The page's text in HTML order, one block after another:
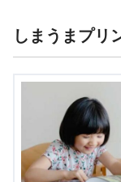
Q. フォトブ
しまうまプリ